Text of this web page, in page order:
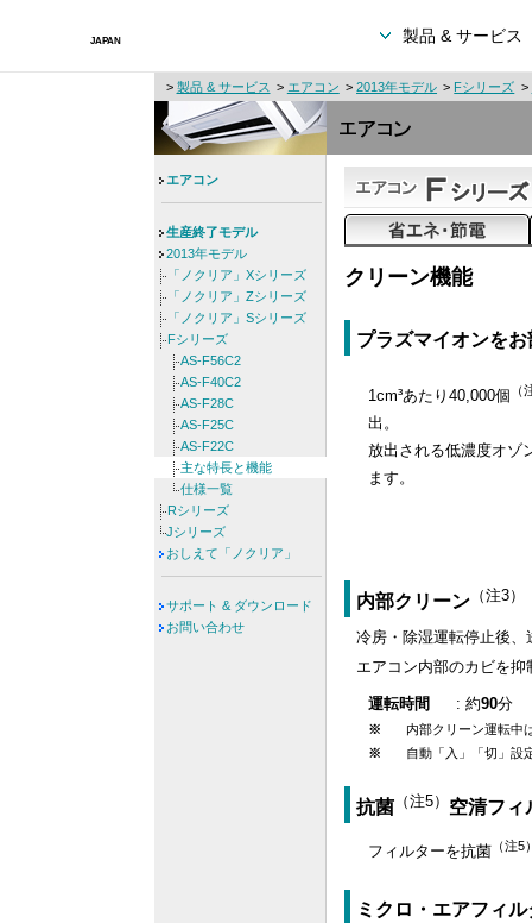
製品 & サービス
> 製品 & サービス > エアコン >2013年モデル > Fシリーズ >
クリーン機能
プラズマイオンを
1cm³あたり40,000個 （
出。
放出される低濃度オゾ
ます。
内部クリーン（注3）
冷房・除湿運転停止後
エアコン内部のカビを抑
運転時間
: 約90分
※
内部クリーン運転中
※
自動「入」「切」設
抗菌（注5） 空清フィ
フィルターを抗菌（注5
ミクロ・エアフィル
エアコン
生産終了モデル
2013年モデル
「ノクリア」Xシリーズ
「ノクリア」Zシリーズ
「ノクリア」Sシリーズ
Fシリーズ
AS-F56C2
AS-F40C2
AS-F28C
AS-F25C
AS-F22C
主な特長と機能
仕様一覧
Rシリーズ
Jシリーズ
おしえて「ノクリア」
サポート & ダウンロード
お問い合わせ